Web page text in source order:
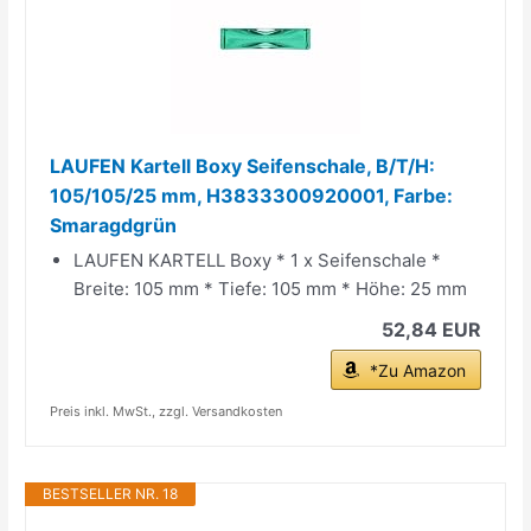
LAUFEN Kartell Boxy Seifenschale, B/T/H:
105/105/25 mm, H3833300920001, Farbe:
Smaragdgrün
LAUFEN KARTELL Boxy * 1 x Seifenschale *
Breite: 105 mm * Tiefe: 105 mm * Höhe: 25 mm
52,84 EUR
*Zu Amazon
Preis inkl. MwSt., zzgl. Versandkosten
BESTSELLER NR. 18